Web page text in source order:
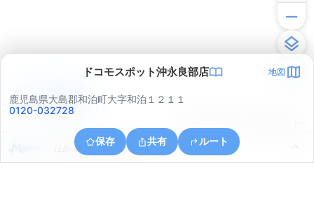
ドコモスポット沖永良部店 地図
鹿児島県大島郡和泊町大字和泊１２１１
0120-032728
保存 共有 ルート
住所の取得に失敗しました
アプリで見る